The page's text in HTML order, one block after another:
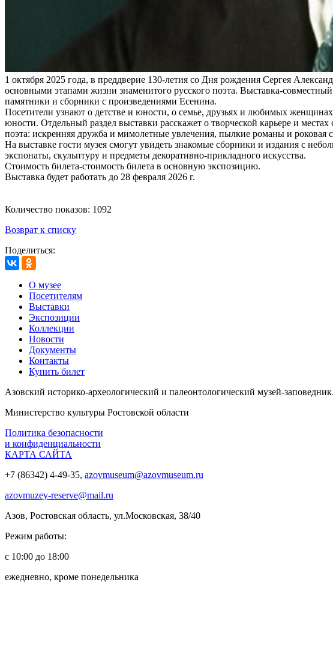
1 октября 2025 года, в преддверие 130-летия со Дня рождения Сергея
основными этапами жизни знаменитого русского поэта. Выставка-
памятники и сборники с произведениями Есенина.
Посетители узнают о детстве и юности, о семье, друзьях и любимых
юности. Отдельный раздел выставки расскажет о творческой карьере и
поэта: искренняя дружба и мимолетные увлечения, пылкие романы и роковая
На выставке гости музея смогут увидеть знакомые сборники и издания с
экспонаты, скульптуру и предметы декоративно-прикладного искусства.
Стоимость билета-стоимость билета в основную экспозицию.
Выставка будет работать до 28 февраля 2026 г.
Количество показов: 1092
Возврат к списку
Поделиться:
О музее
Посетителям
Выставки
Экспозиции
Коллекции
Новости
Документы
Контакты
Купить билет
Азовский историко‑археологический и палеонтологический
Министерство культуры Ростовской области
Политика безопасности
и конфиденциальности
КАРТА САЙТА
+7 (86342) 4-49-35, azovmuseum@azovmuseum.ru
azovmuzey-reserve@mail.ru
Азов, Ростовская область, ул.Московская, 38/40
Режим работы:
с 10:00 до 18:00
ежедневно, кроме понедельника